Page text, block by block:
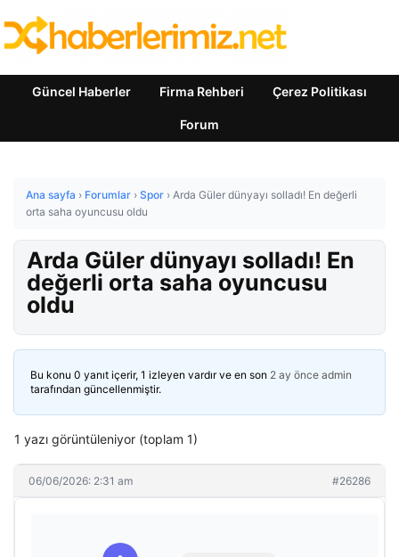
Güncel Haberler Firma Rehberi Çerez Politikası
Forum
Ana sayfa › Forumlar › Spor › Arda Güler dünyayı solladı! En değerli
orta saha oyuncusu oldu
Arda Güler dünyayı solladı! En
değerli orta saha oyuncusu
oldu
Bu konu 0 yanıt içerir, 1 izleyen vardır ve en son 2 ay önce admin
tarafından güncellenmiştir.
1 yazı görüntüleniyor (toplam 1)
06/06/2026: 2:31 am #26286